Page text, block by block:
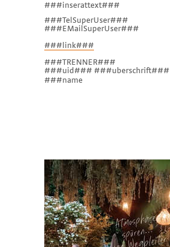
###inserattext###
###TelSuperUser###
###EMailSuperUser###
###link###
###TRENNER###
###uid### ###uberschrift###
###name